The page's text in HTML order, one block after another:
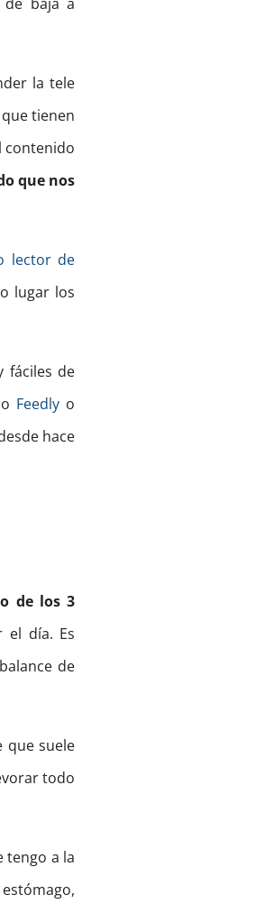
de baja a
la tele
tienen
contenido
que nos
lector de
lugar los
fáciles de
Feedly o
hace
de los 3
el día. Es
de
que suele
todo
tengo a la